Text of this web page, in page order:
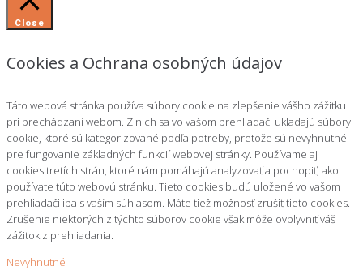
Close
Cookies a Ochrana osobných údajov
Táto webová stránka používa súbory cookie na zlepšenie vášho zážitku
pri prechádzaní webom. Z nich sa vo vašom prehliadači ukladajú súbory
cookie, ktoré sú kategorizované podľa potreby, pretože sú nevyhnutné
pre fungovanie základných funkcií webovej stránky. Používame aj
cookies tretích strán, ktoré nám pomáhajú analyzovať a pochopiť, ako
používate túto webovú stránku. Tieto cookies budú uložené vo vašom
prehliadači iba s vaším súhlasom. Máte tiež možnosť zrušiť tieto cookies.
Zrušenie niektorých z týchto súborov cookie však môže ovplyvniť váš
zážitok z prehliadania.
Nevyhnutné